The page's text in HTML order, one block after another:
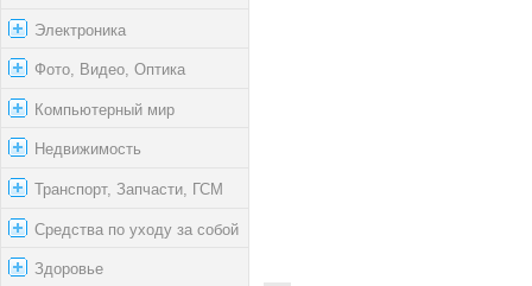
Электроника
Фото, Видео, Оптика
Компьютерный мир
Недвижимость
Транспорт, Запчасти, ГСМ
Средства по уходу за собой
Здоровье